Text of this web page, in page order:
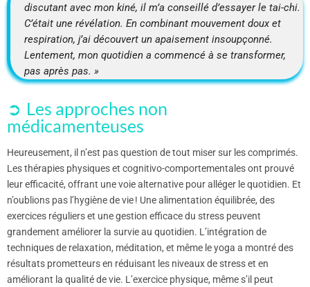
discutant avec mon kiné, il m’a conseillé d’essayer le tai-chi.
C’était une révélation. En combinant mouvement doux et
respiration, j’ai découvert un apaisement insoupçonné.
Lentement, mon quotidien a commencé à se transformer,
pas après pas. »
Les approches non
médicamenteuses
Heureusement, il n’est pas question de tout miser sur les comprimés.
Les thérapies physiques et cognitivo-comportementales ont prouvé
leur efficacité, offrant une voie alternative pour alléger le quotidien. Et
n’oublions pas l’hygiène de vie ! Une alimentation équilibrée, des
exercices réguliers et une gestion efficace du stress peuvent
grandement améliorer la survie au quotidien. L’intégration de
techniques de relaxation, méditation, et même le yoga a montré des
résultats prometteurs en réduisant les niveaux de stress et en
améliorant la qualité de vie. L’exercice physique, même s’il peut